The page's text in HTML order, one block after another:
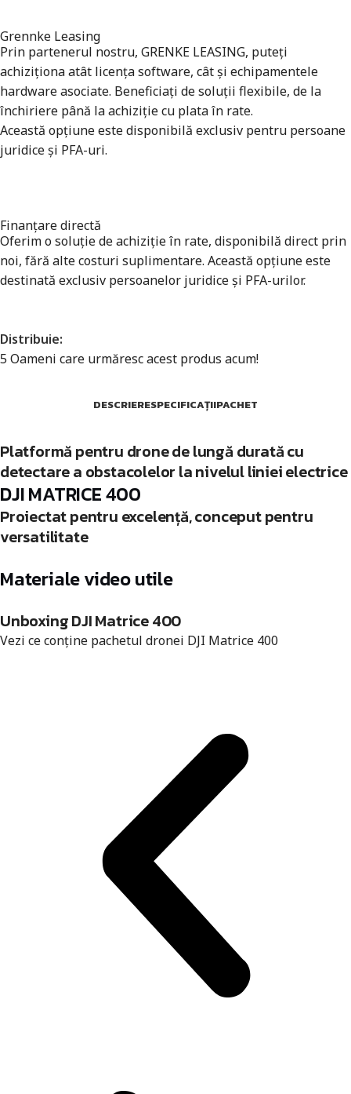
Grennke Leasing
Prin partenerul nostru, GRENKE LEASING, puteți
achiziționa atât licența software, cât și echipamentele
hardware asociate. Beneficiați de soluții flexibile, de la
închiriere până la achiziție cu plata în rate.
Această opțiune este disponibilă exclusiv pentru persoane
juridice și PFA-uri.
Finanțare directă
Oferim o soluție de achiziție în rate, disponibilă direct prin
noi, fără alte costuri suplimentare. Această opțiune este
destinată exclusiv persoanelor juridice și PFA-urilor.
Distribuie:
5 Oameni care urmăresc acest produs acum!
DESCRIERESPECIFICAȚIIPACHET
Platformă pentru drone de lungă durată cu
detectare a obstacolelor la nivelul liniei electrice
DJI MATRICE 400
Proiectat pentru excelență, conceput pentru
versatilitate
Materiale video utile
Unboxing DJI Matrice 400
Vezi ce conține pachetul dronei DJI Matrice 400